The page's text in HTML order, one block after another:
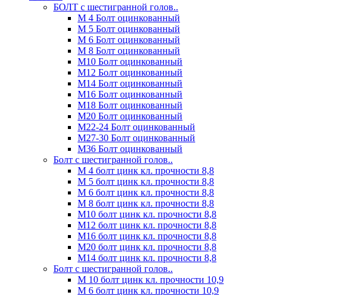
БОЛТ с шестигранной голов..
М 4 Болт оцинкованный
М 5 Болт оцинкованный
М 6 Болт оцинкованный
М 8 Болт оцинкованный
М10 Болт оцинкованный
М12 Болт оцинкованный
М14 Болт оцинкованный
М16 Болт оцинкованный
М18 Болт оцинкованный
М20 Болт оцинкованный
М22-24 Болт оцинкованный
М27-30 Болт оцинкованный
М36 Болт оцинкованный
Болт с шестигранной голов..
М 4 болт цинк кл. прочности 8,8
М 5 болт цинк кл. прочности 8,8
М 6 болт цинк кл. прочности 8,8
М 8 болт цинк кл. прочности 8,8
М10 болт цинк кл. прочности 8,8
М12 болт цинк кл. прочности 8,8
М16 болт цинк кл. прочности 8,8
М20 болт цинк кл. прочности 8,8
М14 болт цинк кл. прочности 8,8
Болт с шестигранной голов..
М 10 болт цинк кл. прочности 10,9
М 6 болт цинк кл. прочности 10,9